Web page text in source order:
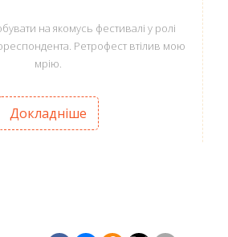
на якомусь фестивалі у ролі
Ретрофест втілив мою
мрію.
Докладніше